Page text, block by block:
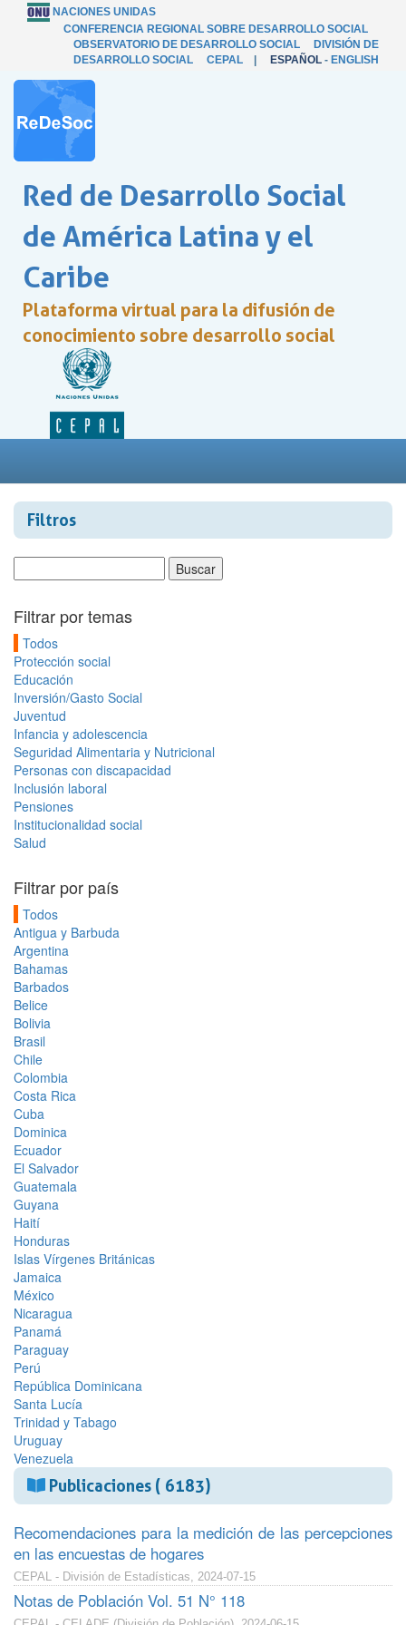
NACIONES UNIDAS
CONFERENCIA REGIONAL SOBRE DESARROLLO SOCIAL
OBSERVATORIO DE DESARROLLO SOCIAL
DIVISIÓN DE
DESARROLLO SOCIAL
CEPAL ESPAÑOL - ENGLISH
Red de Desarrollo Social
de América Latina y el
Caribe
Plataforma virtual para la difusión de
conocimiento sobre desarrollo social
Filtros
Filtrar por temas
Todos
Protección social
Educación
Inversión/Gasto Social
Juventud
Infancia y adolescencia
Seguridad Alimentaria y Nutricional
Personas con discapacidad
Inclusión laboral
Pensiones
Institucionalidad social
Salud
Filtrar por país
Todos
Antigua y Barbuda
Argentina
Bahamas
Barbados
Belice
Bolivia
Brasil
Chile
Colombia
Costa Rica
Cuba
Dominica
Ecuador
El Salvador
Guatemala
Guyana
Haití
Honduras
Islas Vírgenes Británicas
Jamaica
México
Nicaragua
Panamá
Paraguay
Perú
República Dominicana
Santa Lucía
Trinidad y Tabago
Uruguay
Venezuela
Publicaciones ( 6183)
Recomendaciones para la medición de las percepciones
en las encuestas de hogares
CEPAL - División de Estadísticas, 2024-07-15
Notas de Población Vol. 51 N° 118